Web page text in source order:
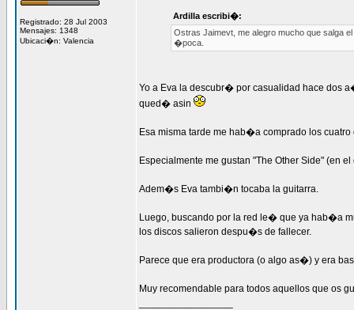
Registrado: 28 Jul 2003
Mensajes: 1348
Ubicaci�n: Valencia
Ardilla escribi�:
Ostras Jaimevt, me alegro mucho que salga
�poca.
Yo a Eva la descubr� por casualidad hace dos
qued� asin
Esa misma tarde me hab�a comprado los
Especialmente me gustan "The Other Side" (en
Adem�s Eva tambi�n tocaba la guitarra.
Luego, buscando por la red le� que ya hab�a
los discos salieron despu�s de fallecer.
Parece que era productora (o algo as�) y era
Muy recomendable para todos aquellos que os